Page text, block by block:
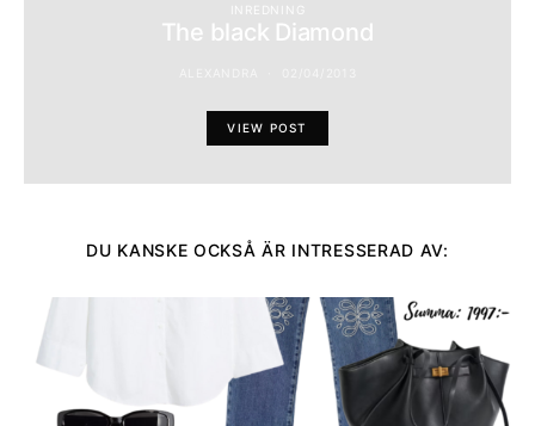
INREDNING
The black Diamond
VIEW POST
DU KANSKE OCKSÅ ÄR INTRESSERAD AV: